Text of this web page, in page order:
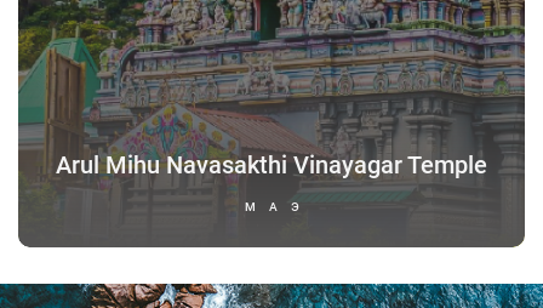
Arul Mihu Navasakthi Vinayagar Temple
МАЭ